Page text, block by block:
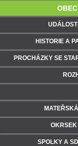
HISTORIE A
PROCHÁZKY SE
SPOLKY A